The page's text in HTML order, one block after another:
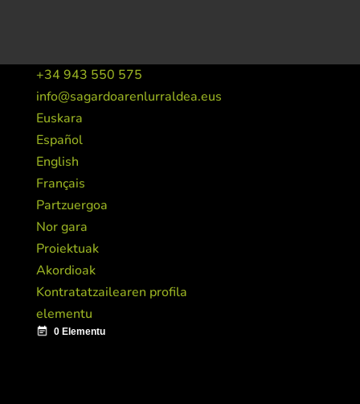
+34 943 550 575
info@sagardoarenlurraldea.eus
Euskara
Español
English
Français
Partzuergoa
Nor gara
Proiektuak
Akordioak
Kontratatzailearen profila
elementu